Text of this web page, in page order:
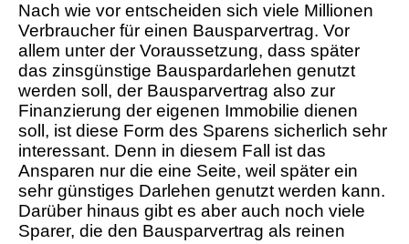
Nach wie vor entscheiden sich viele Millionen
Verbraucher für einen Bausparvertrag. Vor
allem unter der Voraussetzung, dass später
das zinsgünstige Bauspardarlehen genutzt
werden soll, der Bausparvertrag also zur
Finanzierung der eigenen Immobilie dienen
soll, ist diese Form des Sparens sicherlich sehr
interessant. Denn in diesem Fall ist das
Ansparen nur die eine Seite, weil später ein
sehr günstiges Darlehen genutzt werden kann.
Darüber hinaus gibt es aber auch noch viele
Sparer, die den Bausparvertrag als reinen